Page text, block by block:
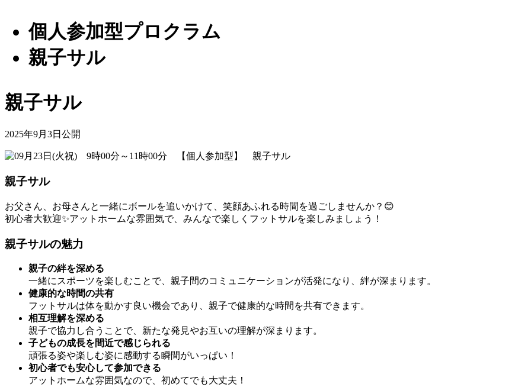
個人参加型プロクラム
親子サル
親子サル
2025年9月3日公開
親子サル
お父さん、お母さんと一緒にボールを追いかけて、笑顔あふれる時間を過ごしませんか？😊
初心者大歓迎✨アットホームな雰囲気で、みんなで楽しくフットサルを楽しみましょう！
親子サルの魅力
親子の絆を深める
一緒にスポーツを楽しむことで、親子間のコミュニケーションが活発になり、絆が深まります。
健康的な時間の共有
フットサルは体を動かす良い機会であり、親子で健康的な時間を共有できます。
相互理解を深める
親子で協力し合うことで、新たな発見やお互いの理解が深まります。
子どもの成長を間近で感じられる
頑張る姿や楽しむ姿に感動する瞬間がいっぱい！
初心者でも安心して参加できる
アットホームな雰囲気なので、初めてでも大丈夫！